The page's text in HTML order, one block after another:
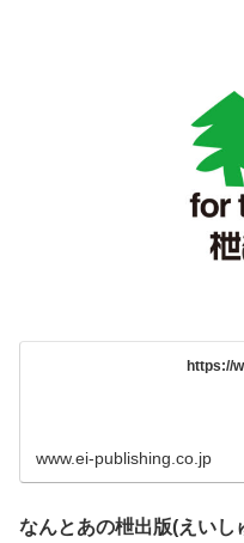
https://
www.ei-publishing.co.jp
なんとあの枻出版(えいし